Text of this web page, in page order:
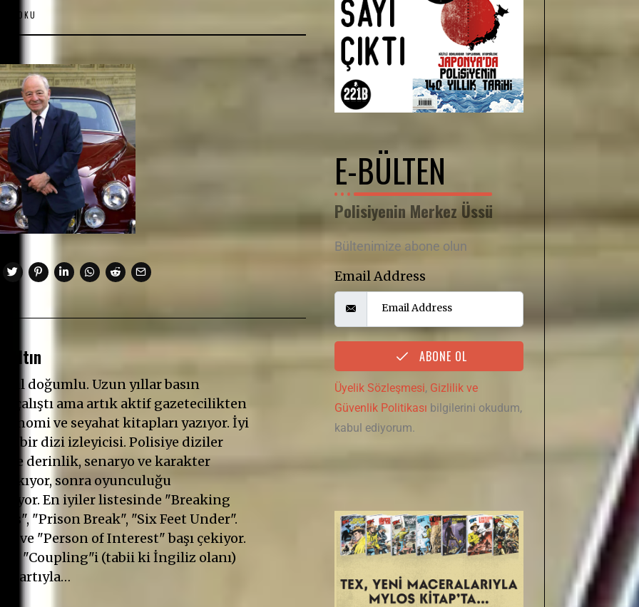
OKU
Altın
doğumlu. Uzun yıllar basın
çalıştı ama artık aktif gazetecilikten
ve seyahat kitapları yazıyor. İyi
bir dizi izleyicisi. Polisiye diziler
derinlik, senaryo ve karakter
bakıyor, sonra oyunculuğu
En iyiler listesinde "Breaking
"Prison Break", "Six Feet Under".
ve "Person of Interest" başı çekiyor.
ve "Coupling"i (tabii ki İngiliz olanı)
şartıyla…
E-BÜLTEN
Polisiyenin Merkez Üssü
Bültenimize abone olun
Email Address
ABONE OL
Üyelik Sözleşmesi, Gizlilik ve
Güvenlik Politikası bilgilerini okudum,
kabul ediyorum.